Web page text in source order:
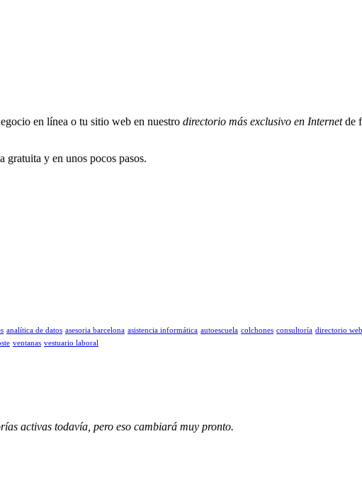
en línea o tu sitio web en nuestro directorio más exclusivo en Internetde
y en unos pocos pasos.
analítica de datos asesoria barcelona asistencia informática autoescuela colchones consultoría directorio web
ventanas vestuario laboral
activas todavía, pero eso cambiará muy pronto.